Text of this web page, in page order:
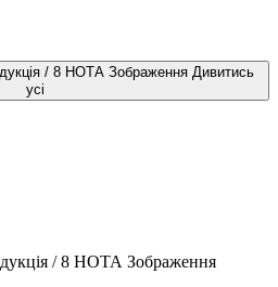
Дивитись
усі